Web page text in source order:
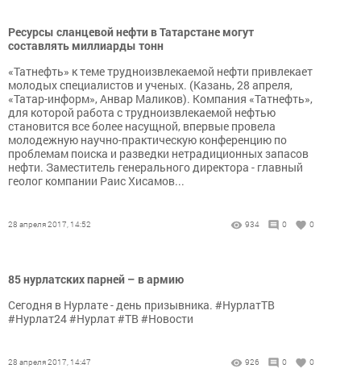
Ресурсы сланцевой нефти в Татарстане могут
составлять миллиарды тонн
«Татнефть» к теме трудноизвлекаемой нефти привлекает
молодых специалистов и ученых. (Казань, 28 апреля,
«Татар-информ», Анвар Маликов). Компания «Татнефть»,
для которой работа с трудноизвлекаемой нефтью
становится все более насущной, впервые провела
молодежную научно-практическую конференцию по
проблемам поиска и разведки нетрадиционных запасов
нефти. Заместитель генерального директора - главный
геолог компании Раис Хисамов...
28 апреля 2017, 14:52 934 0 0
85 нурлатских парней – в армию
Сегодня в Нурлате - день призывника. #НурлатТВ
#Нурлат24 #Нурлат #ТВ #Новости
28 апреля 2017, 14:47 926 0 0